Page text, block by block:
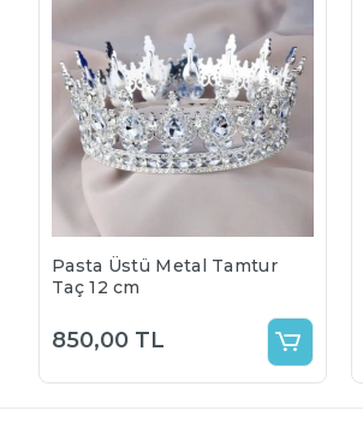
Pasta Üstü Metal Tamtur
Taç 12 cm
850,00 TL